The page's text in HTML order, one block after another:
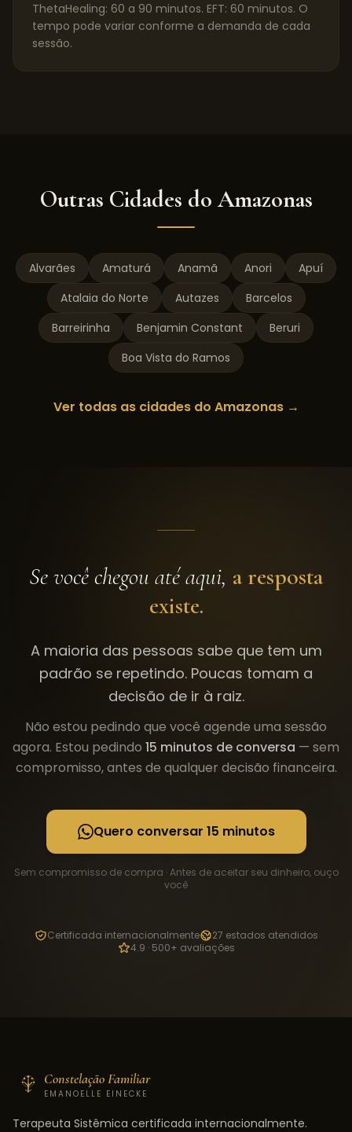
ThetaHealing: 60 a 90 minutos. EFT: 60 minutos. O
tempo pode variar conforme a demanda de cada
sessão.
Outras Cidades doAmazonas
Alvarães Amaturá Anamã Anori
Apuí
Atalaia do Norte
Autazes
Barcelos
Barreirinha
Benjamin Constant
Beruri
Boa Vista do Ramos
Ver todas as cidades do Amazonas→
Se você chegou até aqui, a resposta
existe.
A maioria das pessoas sabe que tem um
padrão se repetindo. Poucas tomam a
decisão de ir à raiz.
Não estou pedindo que você agende uma sessão
agora. Estou pedindo 15 minutos de conversa — sem
compromisso, antes de qualquer decisão financeira.
Quero conversar 15 minutos
Sem compromisso de compra · Antes de aceitar seu dinheiro, ouço
você
Certificada internacionalmente
27 estados atendidos
4.9 · 500+ avaliações
Constelação Familiar
EMANOELLE EINECKE
Terapeuta Sistêmica certificada internacionalmente.